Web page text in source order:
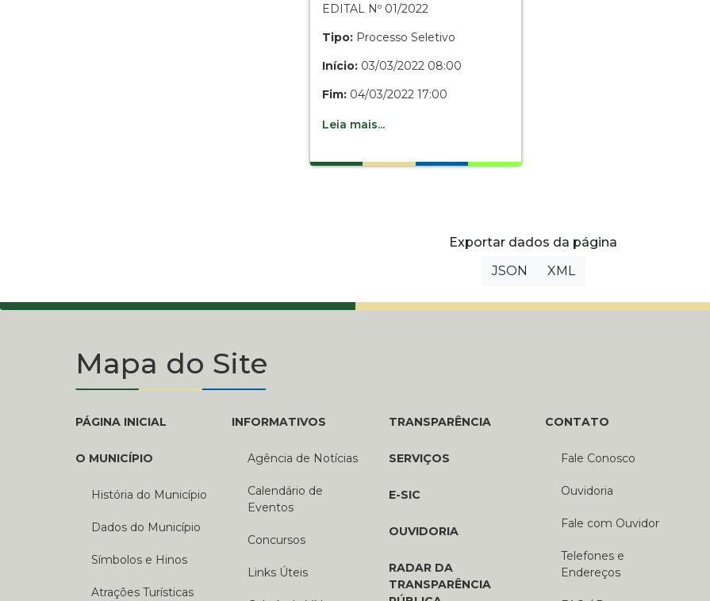
EDITAL Nº 01/2022
Tipo: Processo Seletivo
Início: 03/03/2022 08:00
Fim: 04/03/2022 17:00
Leia mais...
Exportar dados da página
JSON
XML
Mapa do Site
PÁGINA INICIAL
O MUNICÍPIO
História do Município
Dados do Município
Símbolos e Hinos
Atrações Turísticas
INFORMATIVOS
Agência de Notícias
Calendário de
Eventos
Concursos
Links Úteis
TRANSPARÊNCIA
SERVIÇOS
E-SIC
OUVIDORIA
RADAR DA
TRANSPARÊNCIA
CONTATO
Fale Conosco
Ouvidoria
Fale com Ouvidor
Telefones e
Endereços